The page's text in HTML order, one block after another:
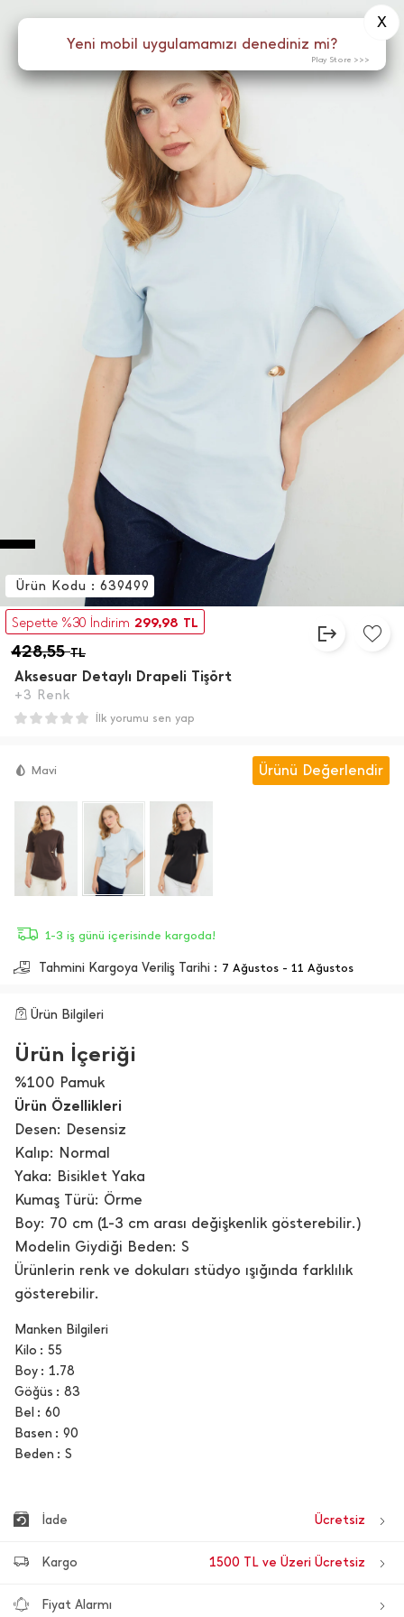
Menü
Sepette %30 İndirim 299,98 TL
428,55TL
Aksesuar Detaylı Drapeli Tişört
+3 Renk
Ürün Kodu : 639499
İlk yorumu sen yap
Mavi Ürünü Değerlendir
1-3 iş günü içerisinde kargoda!
Tahmini Kargoya Veriliş Tarihi : 7 Ağustos - 11 Ağustos
Ürün Bilgileri
Ürün İçeriği
%100 Pamuk
Ürün Özellikleri
Desen: Desensiz
Kalıp: Normal
Yaka: Bisiklet Yaka
Kumaş Türü: Örme
Boy: 70 cm (1-3 cm arası değişkenlik gösterebilir.)
Modelin Giydiği Beden: S
Ürünlerin renk ve dokuları stüdyo ışığında farklılık
gösterebilir.
Manken Bilgileri
Kilo
55
Boy
1.78
Göğüs
83
Bel
60
Basen
90
Beden
S
İade Ücretsiz
Kargo 1500 TL ve Üzeri Ücretsiz
Fiyat Alarmı
Yeni mobil uygulamamızı denediniz mi?
X
Play Store >>>